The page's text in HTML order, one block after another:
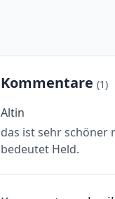
Kommentare (1)
Altin
das ist sehr schöner
bedeutet Held.